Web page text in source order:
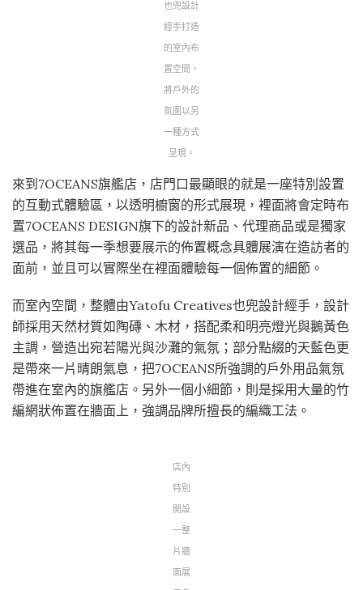
也兜設計
經手打造
的室內布
置空間，
將戶外的
氛圍以另
一種方式
呈現。
來到7OCEANS旗艦店，店門口最顯眼的就是一座特別設置
的互動式體驗區，以透明櫥窗的形式展現，裡面將會定時布
置7OCEANS DESIGN旗下的設計新品、代理商品或是獨家
選品，將其每一季想要展示的佈置概念具體展演在造訪者的
面前，並且可以實際坐在裡面體驗每一個佈置的細節。
而室內空間，整體由Yatofu Creatives也兜設計經手，設計
師採用天然材質如陶磚、木材，搭配柔和明亮燈光與鵝黃色
主調，營造出宛若陽光與沙灘的氣氛；部分點綴的天藍色更
是帶來一片晴朗氣息，把7OCEANS所強調的戶外用品氣氛
帶進在室內的旗艦店。另外一個小細節，則是採用大量的竹
編網狀佈置在牆面上，強調品牌所擅長的編織工法。
店內
特別
開設
一整
片牆
面展